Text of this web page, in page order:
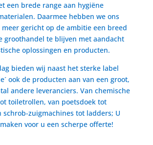
een brede range aan hygiëne
Daarmee hebben we ons
meer gericht op de ambitie een breed
groothandel te blijven met aandacht
oplossingen en producten.
bieden wij naast het sterke label
ook de producten aan van een groot,
andere leveranciers. Van chemische
toiletrollen, van poetsdoek tot
schrob-zuigmachines tot ladders; U
voor u een scherpe offerte!